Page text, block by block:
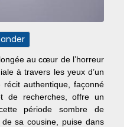
au cœur de l’horreur
à travers les yeux d’un
authentique, façonné
de recherches, offre un
période sombre de
de sa cousine, puise dans